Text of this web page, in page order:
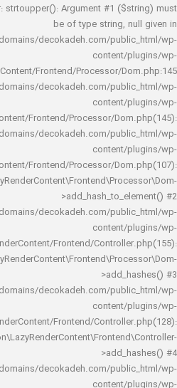
TypeError: strtoupper(): Argument #1
be of type string,
decoka/domains/decokadeh.com/
Frontend/Processor/
decoka/domains/decokadeh.com/
Frontend/Processor/
decoka/domains/decokadeh.com/
Frontend/Processor/
decoka/domains/decokadeh.com/
LazyRenderContent/Frontend/
decoka/domains/decokadeh.com/
LazyRenderContent/Frontend/
decoka/domains/decokadeh.com/